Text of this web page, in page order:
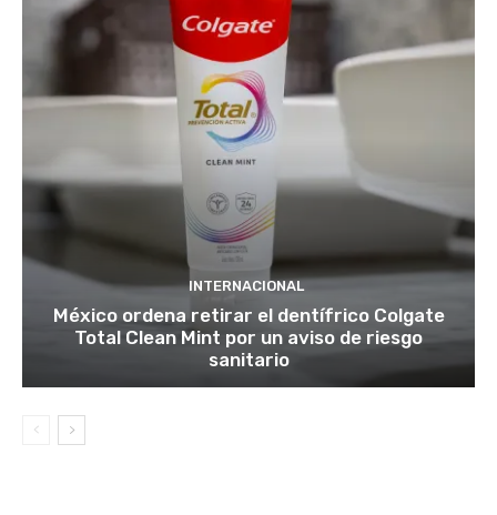
INTERNACIONAL
México ordena retirar el dentífrico Colgate
Total Clean Mint por un aviso de riesgo
sanitario